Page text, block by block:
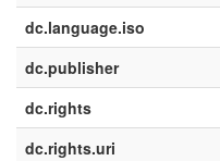
dc.language.iso
dc.publisher
dc.rights
dc.rights.uri